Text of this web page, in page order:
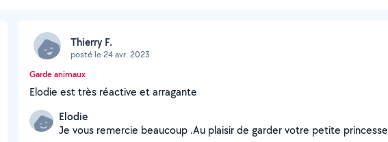
Thierry F.
posté le 24 avr. 2023
Garde animaux
Elodie est très réactive et arragante
Elodie
Je vous remercie beaucoup .Au plaisir de garder votre petite princesse